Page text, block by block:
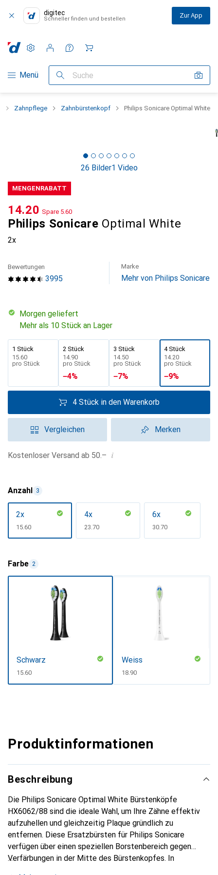
digitec
Schneller finden und bestellen Zur App
Navigation nach Kategorien
Menü Suche
Einstellungen
Kundenkonto
Vergleichslisten
Merklisten
Warenkorb
Zahnpflege Zahnbürstenkopf Philips Sonicare Optimal White
26 Bilder1 Video
MENGENRABATT
Philips Sonicare Optimal White
2x
CHF
14.20 Spare CHF
5.60
3995
Bewertungen Marke
Mehr von Philips Sonicare
morgen geliefert
Mehr als 10 Stück an Lager
1 Stück
CHF
15.60
pro Stück
2 Stück
CHF
14.90
pro Stück
−4%
3 Stück
CHF
14.50
pro Stück
−7%
4 Stück
CHF
14.20
pro Stück
−9%
4 Stück in den Warenkorb
Vergleichen Merken
Kostenloser Versand ab 50.– i
Anzahl 3
2x
CHF
15.60
4x
CHF
23.70
6x
CHF
30.70
Farbe 2
Schwarz
CHF
15.60
Weiss
CHF
18.90
Produktinformationen
Beschreibung
Die Philips Sonicare Optimal White Bürstenköpfe
HX6062/88 sind die ideale Wahl, um Ihre Zähne effektiv
aufzuhellen und gleichzeitig Plaque gründlich zu
entfernen. Diese Ersatzbürsten für Philips Sonicare
verfügen über einen speziellen Borstenbereich gegen
Verfärbungen in der Mitte des Bürstenkopfes. In